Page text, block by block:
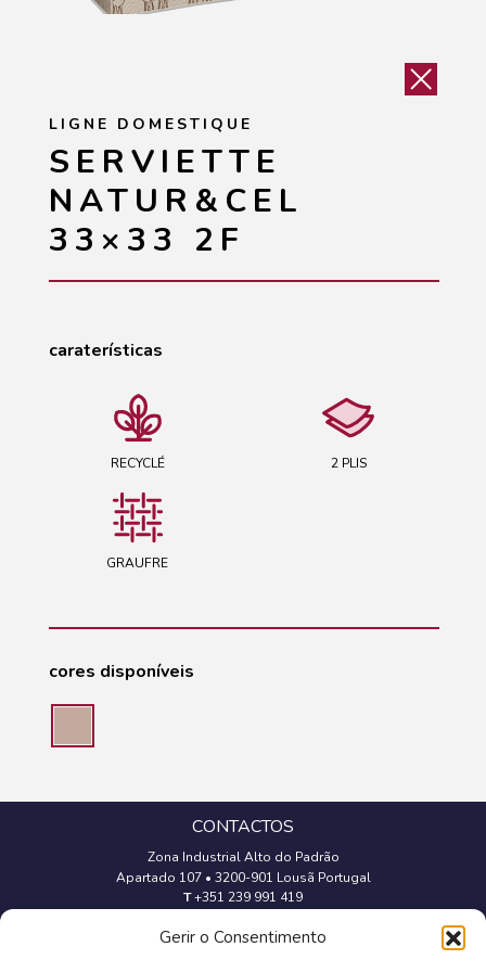
Gerir o Consentimento
LIGNE DOMESTIQUE
SERVIETTE
NATUR&CEL
33×33 2F
caraterísticas
RECYCLÉ 2 PLIS
GRAUFRE
cores disponíveis
CONTACTOS
Zona Industrial Alto do Padrão
Apartado 107 • 3200-901 Lousã Portugal
T+351 239 991 419
(Chamada para a rede fixa nacional)
geral@trevipapel.com